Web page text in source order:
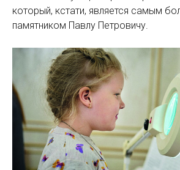
который, кстати, является самым
памятником Павлу Петровичу.